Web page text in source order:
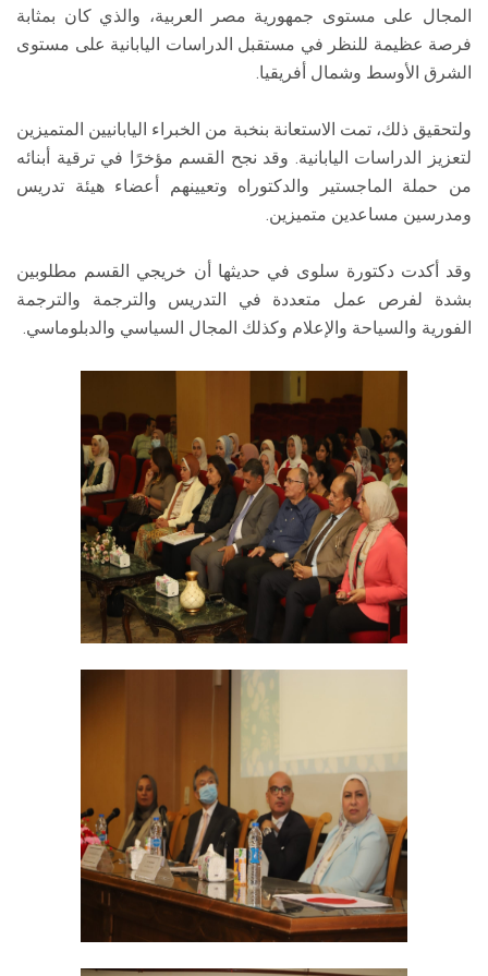
المجال على مستوى جمهورية مصر العربية، والذي كان بمثابة
فرصة عظيمة للنظر في مستقبل الدراسات اليابانية على مستوى
الشرق الأوسط وشمال أفريقيا.
ولتحقيق ذلك، تمت الاستعانة بنخبة من الخبراء اليابانيين المتميزين
لتعزيز الدراسات اليابانية. وقد نجح القسم مؤخرًا في ترقية أبنائه
من حملة الماجستير والدكتوراه وتعيينهم أعضاء هيئة تدريس
ومدرسين مساعدين متميزين.
وقد أكدت دكتورة سلوى في حديثها أن خريجي القسم مطلوبين
بشدة لفرص عمل متعددة في التدريس والترجمة والترجمة
الفورية والسياحة والإعلام وكذلك المجال السياسي والدبلوماسي.